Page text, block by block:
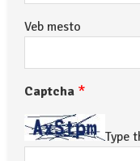
Veb mesto
Captcha *
Type